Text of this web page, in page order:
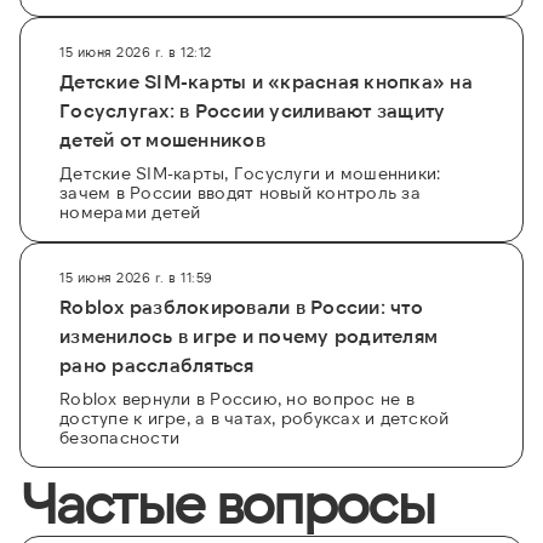
15 июня 2026 г. в 12:12
Детские SIM-карты и «красная кнопка» на
Госуслугах: в России усиливают защиту
детей от мошенников
Детские SIM-карты, Госуслуги и мошенники:
зачем в России вводят новый контроль за
номерами детей
15 июня 2026 г. в 11:59
Roblox разблокировали в России: что
изменилось в игре и почему родителям
рано расслабляться
Roblox вернули в Россию, но вопрос не в
доступе к игре, а в чатах, робуксах и детской
безопасности
Частые вопросы